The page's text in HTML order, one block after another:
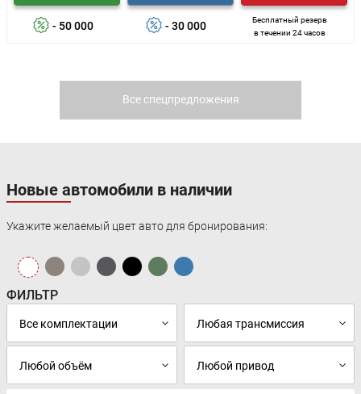
- 50 000 - 30 000
Бесплатный резерв
в течении 24 часов
Все спецпредложения
Новые автомобили в наличии
Укажите желаемый цвет авто для бронирования:
ФИЛЬТР